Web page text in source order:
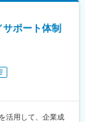
ポート体制
活用して、企業成